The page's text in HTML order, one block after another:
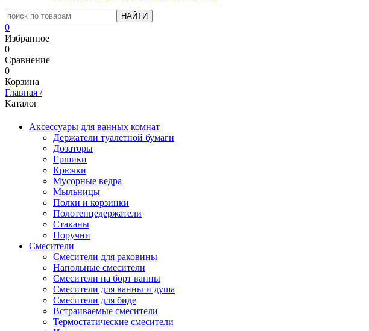
0
Избранное
0
Сравнение
0
Корзина
Главная /
Каталог
Аксессуары для ванных комнат
Держатели туалетной бумаги
Дозаторы
Ершики
Крючки
Мусорные ведра
Мыльницы
Полки и корзинки
Полотенцедержатели
Стаканы
Поручни
Смесители
Смесители для раковины
Напольные смесители
Смесители на борт ванны
Смесители для ванны и душа
Смесители для биде
Встраиваемые смесители
Термостатические смесители